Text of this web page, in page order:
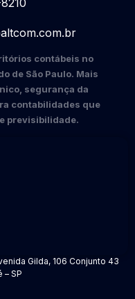
contábeis no
de São Paulo. Mais
segurança da
contabilidades que
previsibilidade.
Gilda, 106 Conjunto 43
– SP